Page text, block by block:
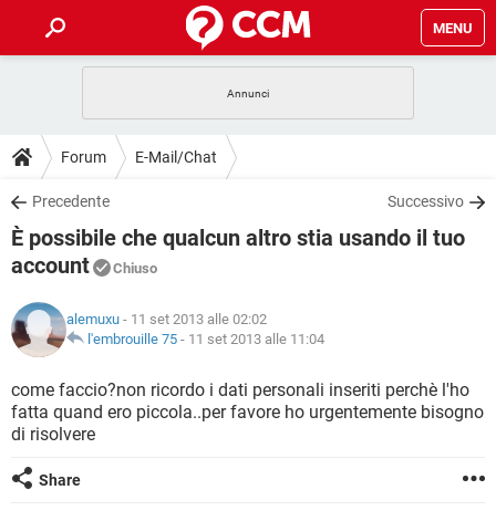
MENU
INTRATTENIMENTO
iOS
INSTAGRAM WHATSAPP
TIKTOK
HARDWARE
GUIDE
COVID-19
iOS
TIKTOK FACEBOOK
DOWNLOAD
COVID-19 GAMING
INTRATTENIMENTO
iOS WINDOWS 10
INSTAGRAM
TIKTOK FACEBOOK
HARDWARE
FORUM
INTRATTENIMENTO ANDROID
INSTAGRAM WHATSAPP
HARDWARE
GLOSSARIO
COVID-19
INTRATTENIMENTO ANDROID
iOS
INSTAGRAM
Forum E-Mail/Chat
Precedente Successivo
È possibile che qualcun altro stia usando il tuo
account
Chiuso
alemuxu - 11 set 2013 alle 02:02
l'embrouille 75 - 11 set 2013 alle 11:04
come faccio?non ricordo i dati personali inseriti perchè l'ho
fatta quand ero piccola..per favore ho urgentemente bisogno
di risolvere
Share